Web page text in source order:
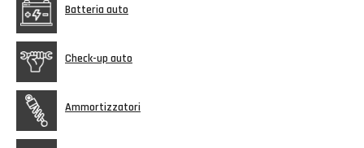
Batteria auto
Check-up auto
Ammortizzatori